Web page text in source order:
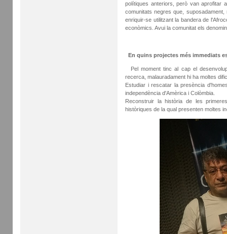
polítiques anteriors, però van aprofitar
comunitats negres que,
enriquir-se utilitzant la bandera de
econòmics. Avui la comunitat els
En quins projectes més immediats
Pel moment tinc al cap el
recerca, malauradament hi ha moltes
Estudiar i rescatar la presència
independència d'Amèrica i Colòmbia.
Reconstruir la història de les
històriques de la qual presenten moltes